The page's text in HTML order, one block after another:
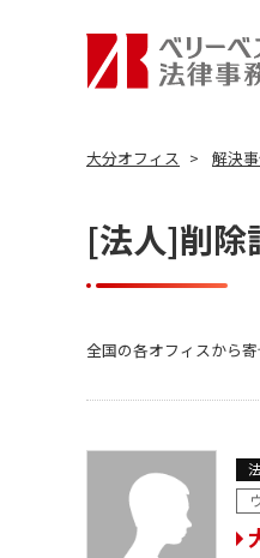
大分オフィス 解決
[法人]削除
全国の各オフィスから